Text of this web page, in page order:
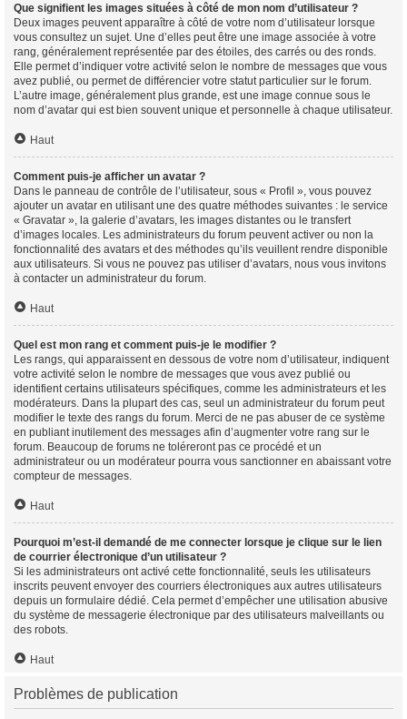
Que signifient les images situées à côté de mon nom d’utilisateur ?
Deux images peuvent apparaître à côté de votre nom d’utilisateur lorsque
vous consultez un sujet. Une d’elles peut être une image associée à votre
rang, généralement représentée par des étoiles, des carrés ou des ronds.
Elle permet d’indiquer votre activité selon le nombre de messages que vous
avez publié, ou permet de différencier votre statut particulier sur le forum.
L’autre image, généralement plus grande, est une image connue sous le
nom d’avatar qui est bien souvent unique et personnelle à chaque utilisateur.
Haut
Comment puis-je afficher un avatar ?
Dans le panneau de contrôle de l’utilisateur, sous « Profil », vous pouvez
ajouter un avatar en utilisant une des quatre méthodes suivantes : le service
« Gravatar », la galerie d’avatars, les images distantes ou le transfert
d’images locales. Les administrateurs du forum peuvent activer ou non la
fonctionnalité des avatars et des méthodes qu’ils veuillent rendre disponible
aux utilisateurs. Si vous ne pouvez pas utiliser d’avatars, nous vous invitons
à contacter un administrateur du forum.
Haut
Quel est mon rang et comment puis-je le modifier ?
Les rangs, qui apparaissent en dessous de votre nom d’utilisateur, indiquent
votre activité selon le nombre de messages que vous avez publié ou
identifient certains utilisateurs spécifiques, comme les administrateurs et les
modérateurs. Dans la plupart des cas, seul un administrateur du forum peut
modifier le texte des rangs du forum. Merci de ne pas abuser de ce système
en publiant inutilement des messages afin d’augmenter votre rang sur le
forum. Beaucoup de forums ne toléreront pas ce procédé et un
administrateur ou un modérateur pourra vous sanctionner en abaissant votre
compteur de messages.
Haut
Pourquoi m’est-il demandé de me connecter lorsque je clique sur le lien
de courrier électronique d’un utilisateur ?
Si les administrateurs ont activé cette fonctionnalité, seuls les utilisateurs
inscrits peuvent envoyer des courriers électroniques aux autres utilisateurs
depuis un formulaire dédié. Cela permet d’empêcher une utilisation abusive
du système de messagerie électronique par des utilisateurs malveillants ou
des robots.
Haut
Problèmes de publication